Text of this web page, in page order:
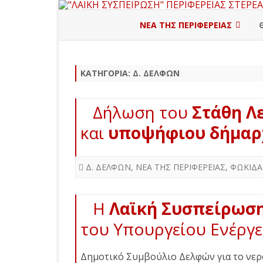
ΝΕΑ ΤΗΣ ΠΕΡΙΦΕΡΕΙΑΣ
ΒΟΙΩΤΙΑ
ΕΥΡΥΤΑΝΙΑ
ΦΩΚΙΔΑ
ΚΑΤΗΓΟΡΊΑ: Δ. ΔΕΛΦΩΝ
Δήλωση του Στάθη
και υποψήφιου
Δ. ΔΕΛΦΩΝ, ΝΕΑ ΤΗΣ ΠΕΡΙΦΕΡΕΙΑΣ, ΦΩΚΙΔΑ
Η Λαϊκή
του Υπουργείου
Δημοτικό Συμβούλιο Δελφών για το